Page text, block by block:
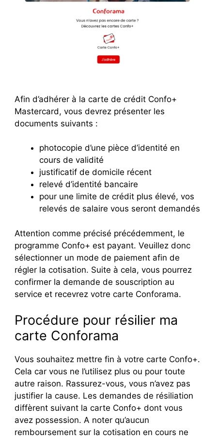
Afin d’adhérer à la carte de crédit Confo+
Mastercard, vous devrez présenter les
documents suivants :
photocopie d’une pièce d’identité en
cours de validité
justificatif de domicile récent
relevé d’identité bancaire
pour une limite de crédit plus élevé, vos
relevés de salaire vous seront demandés
Attention comme précisé précédemment, le
programme Confo+ est payant. Veuillez donc
sélectionner un mode de paiement afin de
régler la cotisation. Suite à cela, vous pourrez
confirmer la demande de souscription au
service et recevrez votre carte Conforama.
Procédure pour résilier ma
carte Conforama
Vous souhaitez mettre fin à votre carte Confo+.
Cela car vous ne l’utilisez plus ou pour toute
autre raison. Rassurez-vous, vous n’avez pas
justifier la cause. Les demandes de résiliation
diffèrent suivant la carte Confo+ dont vous
avez possession. A noter qu’aucun
remboursement sur la cotisation en cours ne